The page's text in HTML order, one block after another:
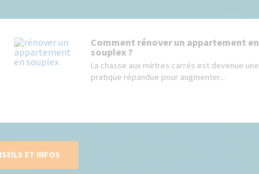
Comment rénover un appartement en
souplex ?
La chasse aux mètres carrés est devenue une
pratique répandue pour augmenter...
ET INFOS